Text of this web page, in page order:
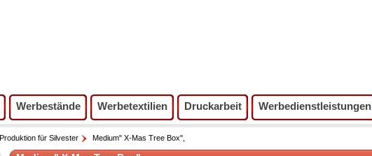
Werbestände Werbetextilien Druckarbeit Werbedienstleistungen
Produktion für Silvester Medium" X-Mas Tree Box",